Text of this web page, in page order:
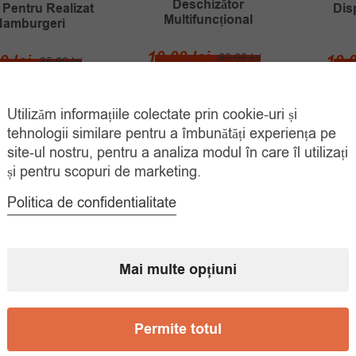
Realizat
35.00lei
Prețul
a
fost:
35.00 lei.
leiPrețul
este:
20.00 lei.
Deschizător
Multifuncțional
30.00lei
Prețul
fost:
30.00 lei.
10.00leiPrețul
10.00 lei.
Utilizăm informațiile colectate prin cookie-uri și
tehnologii similare pentru a îmbunătăți experiența pe
site-ul nostru, pentru a analiza modul în care îl utilizați
și pentru scopuri de marketing.
Politica de confidentialitate
Mai multe opțiuni
Permite totul